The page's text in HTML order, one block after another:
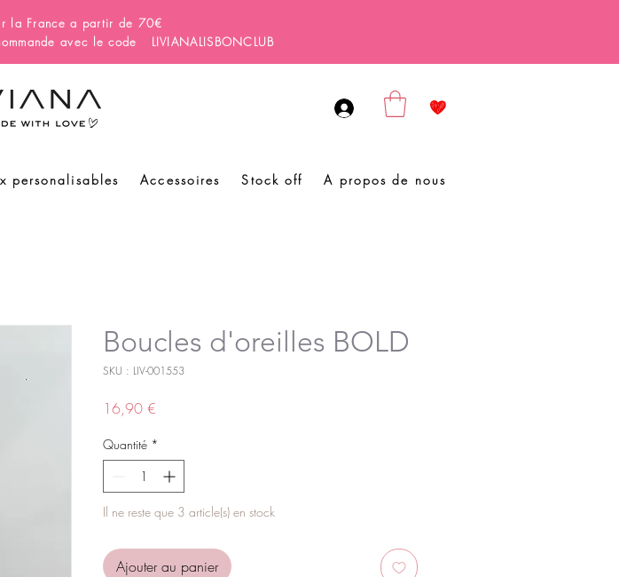
la France a partir de 70€
avec le code LIVIANALISBONCLUB
personalisables Accessoires Stock off A propos de nous
Boucles d'oreilles BOLD
SKU : LIV-001553
16,90 €
Quantité *
Il ne reste que 3 article(s) en stock
Ajouter au panier